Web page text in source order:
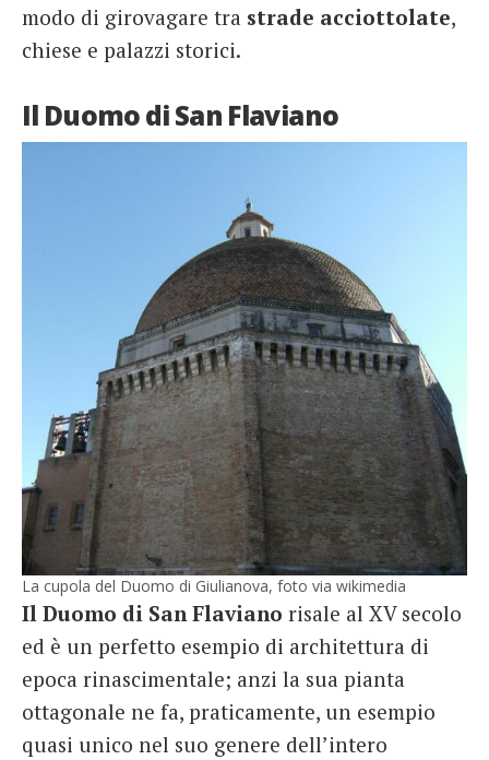
modo di girovagare tra strade acciottolate,
chiese e palazzi storici.
Il Duomo di San Flaviano
La cupola del Duomo di Giulianova, foto via wikimedia
Il Duomo di San Flaviano risale al XV secolo
ed è un perfetto esempio di architettura di
epoca rinascimentale; anzi la sua pianta
ottagonale ne fa, praticamente, un esempio
quasi unico nel suo genere dell’intero